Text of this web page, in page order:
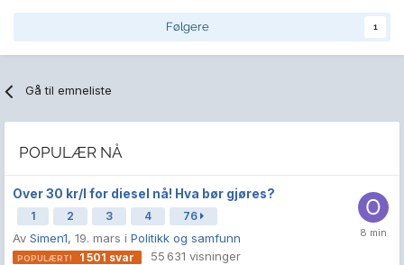
Følgere 1
Gå til emneliste
POPULÆR NÅ
Over 30 kr/l for diesel nå! Hva bør gjøres?
1 2 3 4 76
Av Simen1, 19. mars i Politikk og samfunn
1 501 svar 55 631 visninger